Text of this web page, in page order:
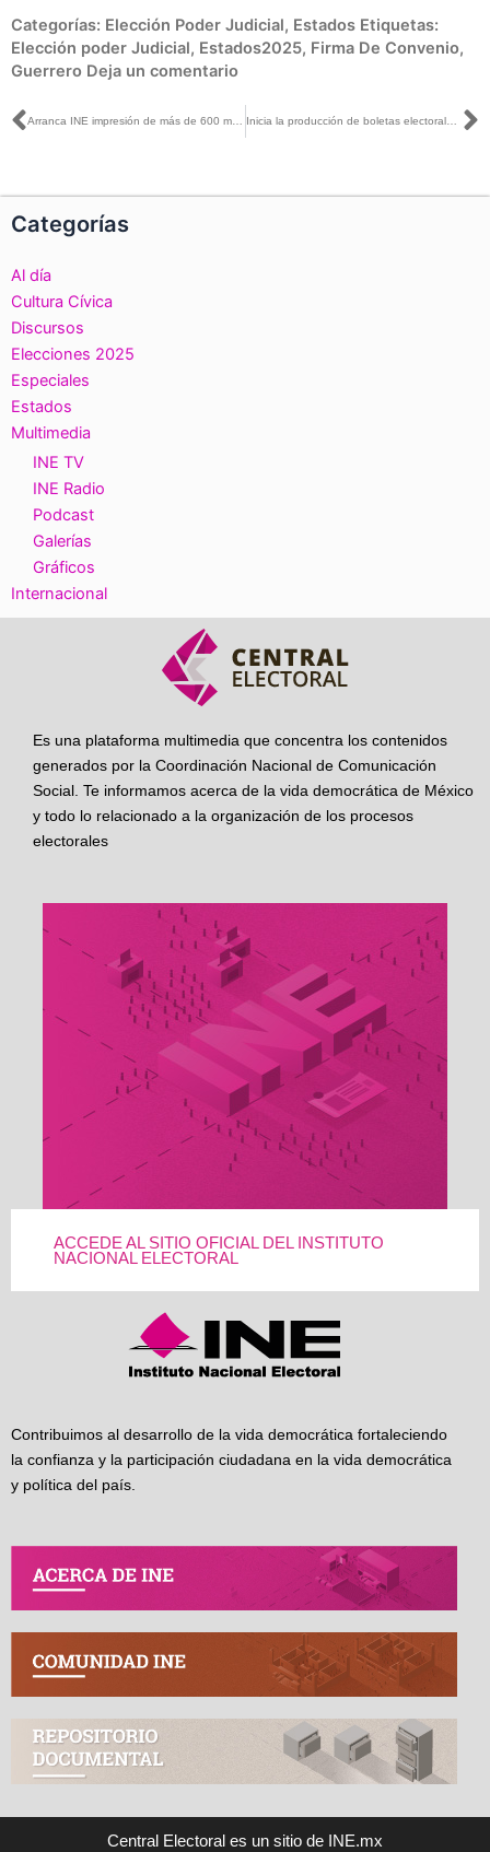
Categorías: Elección Poder Judicial, Estados Etiquetas:
Elección poder Judicial, Estados2025, Firma De Convenio,
Guerrero Deja un comentario
Ant Inicia la producción de boletas electorales para el Proceso Electoral Extraordinario del Poder Judicial de la Federación 2024-2025
Categorías
Al día
Cultura Cívica
Discursos
Elecciones 2025
Especiales
Estados
Multimedia
INE TV
INE Radio
Podcast
Galerías
Gráficos
Internacional
Es una plataforma multimedia que concentra los contenidos
generados por la Coordinación Nacional de Comunicación
Social. Te informamos acerca de la vida democrática de México
y todo lo relacionado a la organización de los procesos
electorales
ACCEDE AL SITIO OFICIAL DEL INSTITUTO
NACIONAL ELECTORAL
Contribuimos al desarrollo de la vida democrática fortaleciendo
la confianza y la participación ciudadana en la vida democrática
y política del país.
Central Electoral es un sitio de INE.mx